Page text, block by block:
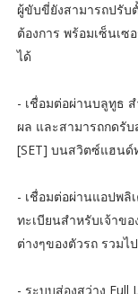
ผู้ขับขี่ยังสามารถปรับ
ต้องการ พร้อมเซ็นเ
ได้
- เชื่อมต่อผ่านบลูทูธ
ผล และสามารถกดรั
[SET] บนสวิตซ์แฮนด์
- เชื่อมต่อผ่านแอปพลิ
ทะเบียนสำหรับเจ้าข
ต่างๆของตัวรถ รวม
- ระบบส่องสว่าง Full